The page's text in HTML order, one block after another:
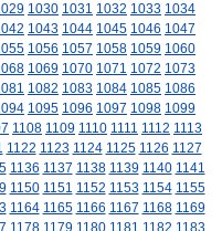
1030 1031 1032 1033 1034
1043 1044 1045 1046 1047
1056 1057 1058 1059 1060
1069 1070 1071 1072 1073
1082 1083 1084 1085 1086
1095 1096 1097 1098 1099
1108 1109 1110 1111 1112 1113
1122 1123 1124 1125 1126 1127
1136 1137 1138 1139 1140 1141
1150 1151 1152 1153 1154 1155
1164 1165 1166 1167 1168 1169
1178 1179 1180 1181 1182 1183